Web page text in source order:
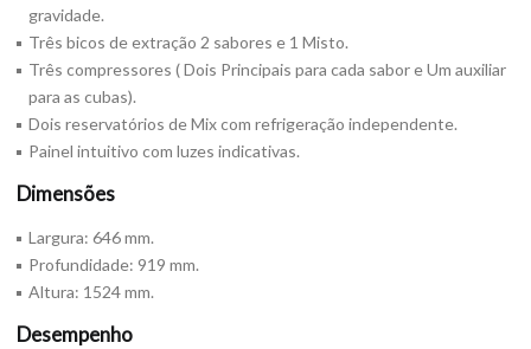
gravidade.
Três bicos de extração 2 sabores e 1 Misto.
Três compressores ( Dois Principais para cada sabor e Um auxiliar
para as cubas).
Dois reservatórios de Mix com refrigeração independente.
Painel intuitivo com luzes indicativas.
Dimensões
Largura: 646 mm.
Profundidade: 919 mm.
Altura: 1524 mm.
Desempenho